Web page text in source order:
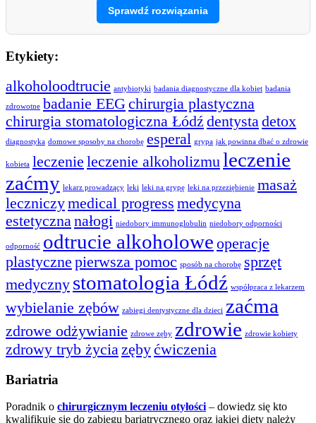
Sprawdź rozwiązania
Etykiety:
alkoholoodtrucie antybiotyki badania diagnostyczne dla kobiet badania
zdrowotne badanie EEGchirurgia plastyczna
chirurgia stomatologiczna Łódź dentystadetox
diagnostyka domowe sposoby na chorobę esperal grypa jak powinna dbać o zdrowie
kobieta leczenie leczenie alkoholizmuleczenie
zaćmy lekarz prowadzący leki leki na grypę leki na przeziębienie masaż
leczniczymedical progress medycyna
estetycznanałogi niedobory immunoglobulin niedobory odporności
odporność odtrucie alkoholowe operacje
plastyczne pierwsza pomoc sposób na chorobę sprzęt
medyczny stomatologia Łódź współpraca z lekarzem
wybielanie zębów zabiegi dentystyczne dla dzieci zaćma
zdrowe odżywianie zdrowe zęby zdrowie zdrowie kobiety
zdrowy tryb życiazębyćwiczenia
Bariatria
Poradnik o chirurgicznym leczeniu otyłości– dowiedz się kto
kwalifikuje się do zabiegu bariatrycznego oraz jakiej diety należy